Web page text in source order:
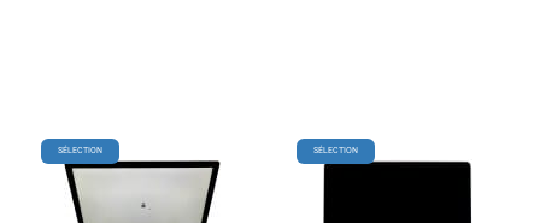
SÉLECTION Add to Wishlist
SÉLECTION